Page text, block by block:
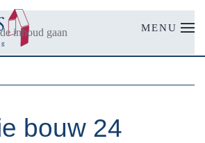
inhoud gaan MENU
bouw 24